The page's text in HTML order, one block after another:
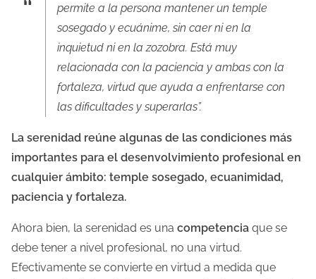
a
e
a
d
a
permite a la persona mantener un temple
sosegado y ecuánime, sin caer ni en la
inquietud ni en la zozobra. Está muy
relacionada con la paciencia y ambas con la
fortaleza, virtud que ayuda a enfrentarse con
las dificultades y superarlas”.
La serenidad reúne algunas de las condiciones más
importantes para el desenvolvimiento profesional en
cualquier ámbito: temple sosegado, ecuanimidad,
paciencia y fortaleza.
Ahora bien, la serenidad es una competencia que se
debe tener a nivel profesional, no una virtud.
Efectivamente se convierte en virtud a medida que